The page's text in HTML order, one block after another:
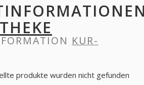
KUR-
produkte wurden nicht gefunden